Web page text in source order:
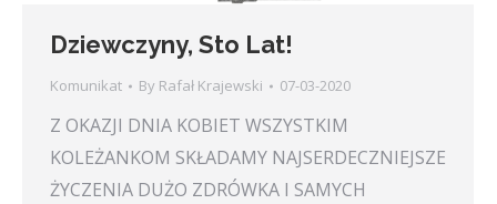
Dziewczyny, Sto Lat!
Komunikat By Rafał Krajewski 07-03-2020
Z OKAZJI DNIA KOBIET WSZYSTKIM
KOLEŻANKOM SKŁADAMY NAJSERDECZNIEJSZE
ŻYCZENIA DUŻO ZDRÓWKA I SAMYCH